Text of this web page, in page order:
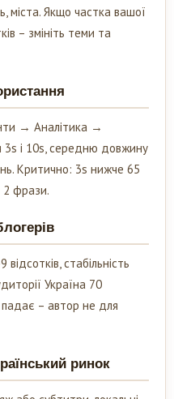
міста. Якщо частка вашої
– змініть теми та
→ Аналітика →
3s і 10s, середню довжину
Критично: 3s нижче 65
2 фрази.
стабільність
Україна 70
падає – автор не для
ринок